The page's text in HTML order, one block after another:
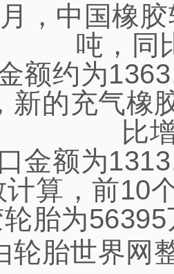
，中国橡
吨，同
额约为
新的充气橡
比
金额为
计算，前10
胎为
轮胎世界